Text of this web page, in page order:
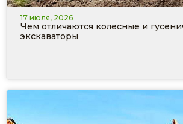
17 июля, 2026
Чем отличаются колесные и
экскаваторы